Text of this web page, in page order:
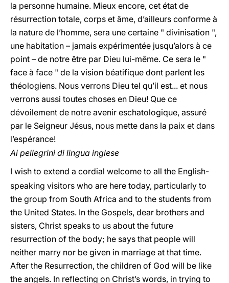
la personne humaine. Mieux encore, cet état de
résurrection totale, corps et âme, d’ailleurs conforme à
la nature de l’homme, sera une certaine " divinisation ",
une habitation – jamais expérimentée jusqu’alors à ce
point – de notre être par Dieu lui-même. Ce sera le "
face à face " de la vision béatifique dont parlent les
théologiens. Nous verrons Dieu tel qu’il est... et nous
verrons aussi toutes choses en Dieu! Que ce
dévoilement de notre avenir eschatologique, assuré
par le Seigneur Jésus, nous mette dans la paix et dans
l’espérance!
Ai pellegrini di lingua inglese
I wish to extend a cordial welcome to all the English-
speaking visitors who are here today, particularly to
the group from South Africa and to the students from
the United States. In the Gospels, dear brothers and
sisters, Christ speaks to us about the future
resurrection of the body; he says that people will
neither marry nor be given in marriage at that time.
After the Resurrection, the children of God will be like
the angels. In reflecting on Christ’s words, in trying to